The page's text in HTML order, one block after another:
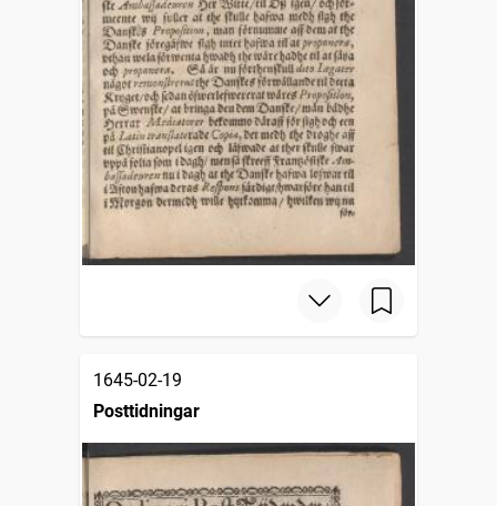
1645-02-19
Posttidningar